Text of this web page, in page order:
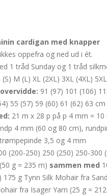
cardigan med knapper
oppefra og ned ud i ét.
1 tråd Sunday og 1 tråd
(S) M (L) XL (2XL) 3XL (4XL) 5XL
91 (97) 101 (106)
55 (57) 59 (60) 61 (62) 63
21 m x 28 p på p 4 mm =
4 mm (60 og 80 cm),
3,5 og 4 mm
(200-250) 250 (250) 250-300
g = 235 m) sammen med
175 g Tynn Silk Mohair fra
fra Isager Yarn (25 g =